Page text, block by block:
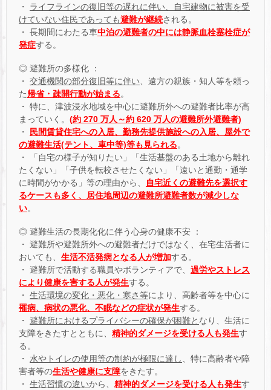
・ ライフラインの復旧等の遅れに伴い、自宅建物に被害を受
けていない住民であっても避難が継続される。
・ 長期間にわたる車中泊の避難者の中には静脈血栓塞栓症が
発症する。
◎ 避難所の多様化 ：
・ 交通機関の部分復旧等に伴い 、遠方の親族・知人等を頼っ
た帰省・疎開行動が始まる。
・ 特に、津波浸水地域を中心に避難所外への避難者比率が高
まっていく。 (約 270 万人～約 620 万人の避難所外避難者)
・
民間賃貸住宅への入居、勤務先提供施設への入居、屋外で
の避難生活(テント、車中等)等も見られる。
・ 「自宅の様子が知りたい」「生活基盤のある土地から離れ
たくない」「子供を転校させたくない」「遠いと通勤・通学
に時間がかかる」等の理由から、
自宅近くの避難先を選択す
るケースも多く、居住地周辺の避難所避難者数が減少しな
い。
◎ 避難生活の長期化化に伴う心身の健康不安 ：
・ 避難所や避難所外への避難者だけではなく、在宅生活者に
おいても、 生活不活発病となる人が増加する。
・ 避難所で活動する職員やボランティアで、 過労やストレス
により健康を害する人が発生する。
・ 生活環境の変化・悪化・寒さ等により、高齢者等を中心に
罹病、病状の悪化、不眠などの症状が発生する。
・ 避難所におけるプライバシーの確保が困難と なり、生活に
支障をきたすとともに、 精神的ダメージを受ける人も発生す
る。
・ 水やトイレの使用等の制約が極限に達し
、特に高齢者や障
害者等の生活や健康に支障をきたす。
・ 生活習慣の違いから、 精神的ダメージを受ける人も発生す